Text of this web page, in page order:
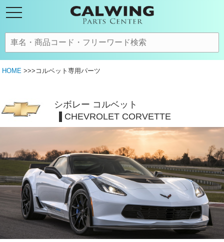
HOME >>>コルベット専用パーツ
シボレー コルベット
CHEVROLET CORVETTE